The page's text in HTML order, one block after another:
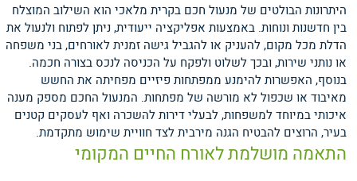
היתרונות הבולטים של מנעול חכם בקרית מלאכי הוא השילוב המוצלח
בין חדשנות ונוחות. באמצעות אפליקציה ייעודית, ניתן לפתוח ולנעול את
הדלת מכל מקום, להעניק או להגביל גישה זמנית לאורחים, בני משפחה
או נותני שירות, ובכך לשלוט ולפקח על הכניסה לנכס בצורה חכמה.
בנוסף, האפשרות להימנע ממפתחות פיזיים מפחיתה את החשש
מאיבוד או שכפול לא מורשה של מפתחות. המנעול החכם מספק מענה
איכותי במיוחד למשפחות, לבעלי דירות להשכרה ואף לעסקים קטנים
בעיר, הרוצים להבטיח הגנה מירבית לצד חוויית שימוש מתקדמת.
התאמה מושלמת לאורח החיים המקומי